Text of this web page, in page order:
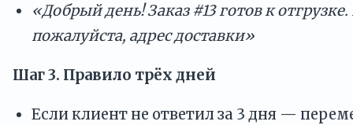
«Добрый день! Заказ #13 готов к
пожалуйста, адрес доставки»
Шаг 3. Правило трёх дней
Если клиент не ответил за 3 дня —